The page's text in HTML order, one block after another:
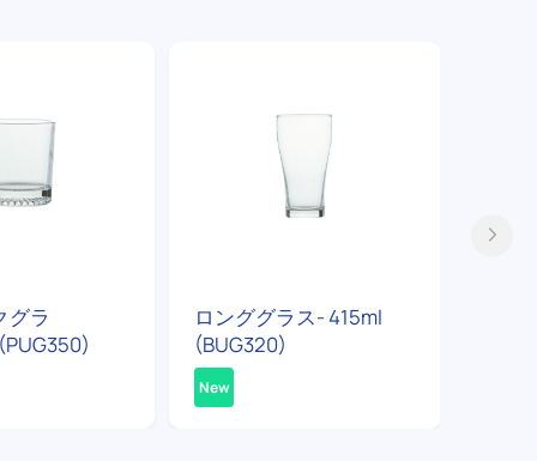
グラ
ロンググラス- 415ml
(BUG320)
New